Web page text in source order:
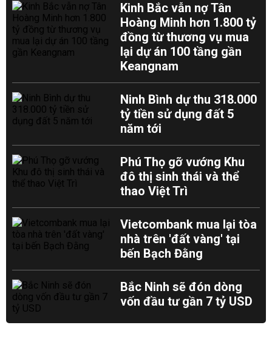
Kinh Bắc vẫn nợ Tân
Hoàng Minh hơn 1.800 tỷ
đồng từ thương vụ mua
lại dự án 100 tầng gần
Keangnam
Ninh Bình dự thu 318.000
tỷ tiền sử dụng đất 5
năm tới
Phú Thọ gỡ vướng Khu
đô thị sinh thái và thể
thao Việt Trì
Vietcombank mua lại tòa
nhà trên 'đất vàng' tại
bến Bạch Đằng
Bắc Ninh sẽ đón dòng
vốn đầu tư gần 7 tỷ USD